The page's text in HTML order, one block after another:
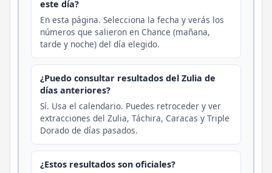
este día?
En esta página. Selecciona la fecha y verás los
números que salieron en Chance (mañana,
tarde y noche) del día elegido.
¿Puedo consultar resultados del Zulia de
días anteriores?
Sí. Usa el calendario. Puedes retroceder y ver
extracciones del Zulia, Táchira, Caracas y Triple
Dorado de días pasados.
¿Estos resultados son oficiales?